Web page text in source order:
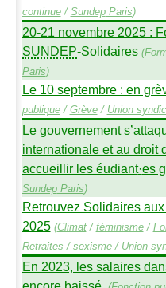
continue/ SundepParis)
20-21 novembre 2025 :
SUNDEP-Solidaires (
Paris)
Le 10 septembre : en
publique/ Grève/ Union
Le gouvernement
internationale et au droit
accueillir les éudiant·es
SundepParis)
Retrouvez Solidaires
2025 (Climat/ féminisme/
Retraites / sexisme/ Union
En 2023, les salaires